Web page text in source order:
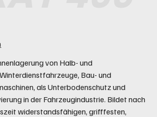
von Halb- und
Bau- und
als Unterbodenschutz und
in der Fahrzeugindustrie. Bildet nach
widerstandsfähigen, grifffesten,